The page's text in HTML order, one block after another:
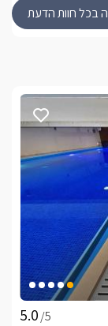
ברחבת החוץ של המתחם, משותפת לארבעת יחידות האירוח תיהנו
לכל אחת מהבקתות או מהסוויטות שבמתחם גקוזי פנימי גדול
בהגעתכם לכל אחת מארבעת היחידות תגלו בקבוק יין איכותי,
בכל חוות הדעת
/5